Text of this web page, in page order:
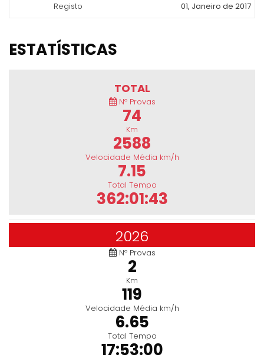
Registo
01, Janeiro de 2017
ESTATÍSTICAS
TOTAL
Nº Provas
74
Km
2588
Velocidade Média km/h
7.15
Total Tempo
362:01:43
2026
Nº Provas
2
Km
119
Velocidade Média km/h
6.65
Total Tempo
17:53:00